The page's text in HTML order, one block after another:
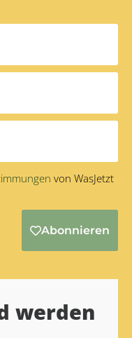
von WasJetzt
Abonnieren
werden